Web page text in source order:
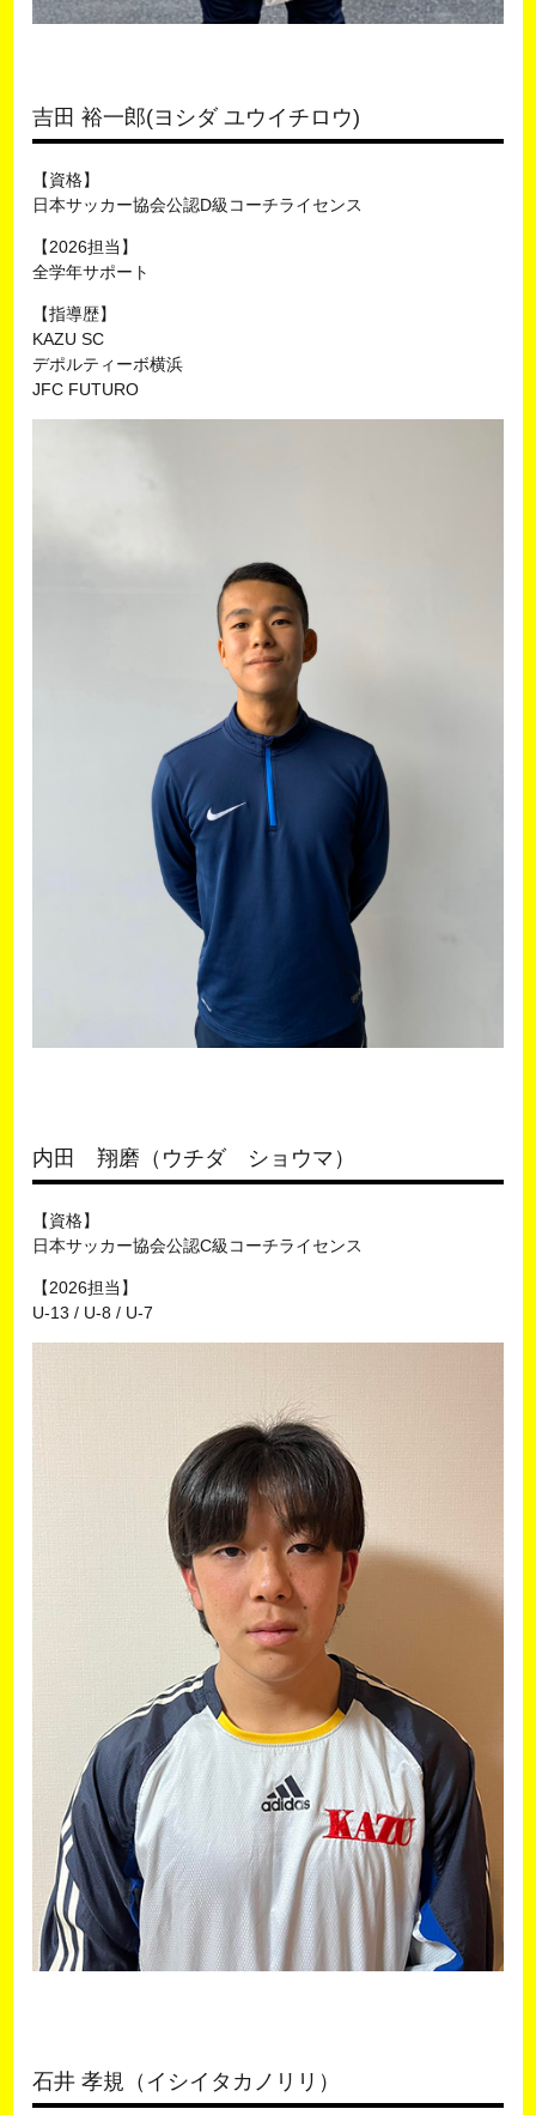
吉田 裕一郎(ヨシダ ユウイチロウ)
【資格】
日本サッカー協会公認D級コーチライセンス
【2026担当】
全学年サポート
【指導歴】
KAZU SC
デポルティーボ横浜
JFC FUTURO
内田 翔磨（ウチダ ショウマ）
【資格】
日本サッカー協会公認C級コーチライセンス
【2026担当】
U-13 / U-8 / U-7
石井 孝規（イシイタカノリリ）